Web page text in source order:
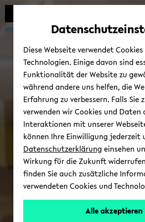
zum
wechseln
zum
wechseln
zum
wechseln
Diese Webseite verwendet
Technologien. Einige davon sind
Funktionalität der Website zu
während andere uns helfen, die
Erfahrung zu verbessern. Falls Sie
verwenden wir Cookies und Daten
Interaktionen mit unserer
können Ihre Einwilligung jederzeit
Datenschutzerklärung einsehen
Wirkung für die Zukunft
finden Sie auch zusätzliche
verwendeten Cookies und
Alle akzeptieren